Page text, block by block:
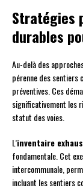
Stratégies
durables
Au-delà des
pérenne des sentiers
préventives. Ces
significativement les
statut des voies.
L’inventaire
fondamentale. Cet
intercommunale,
incluant les sentiers